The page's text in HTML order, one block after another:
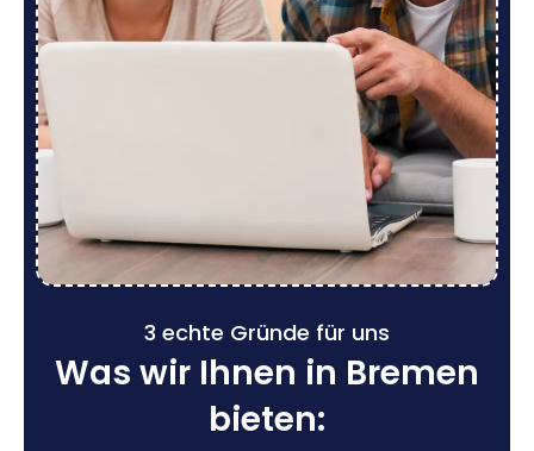
3 echte Gründe für uns
Was wir Ihnen in Bremen
bieten: